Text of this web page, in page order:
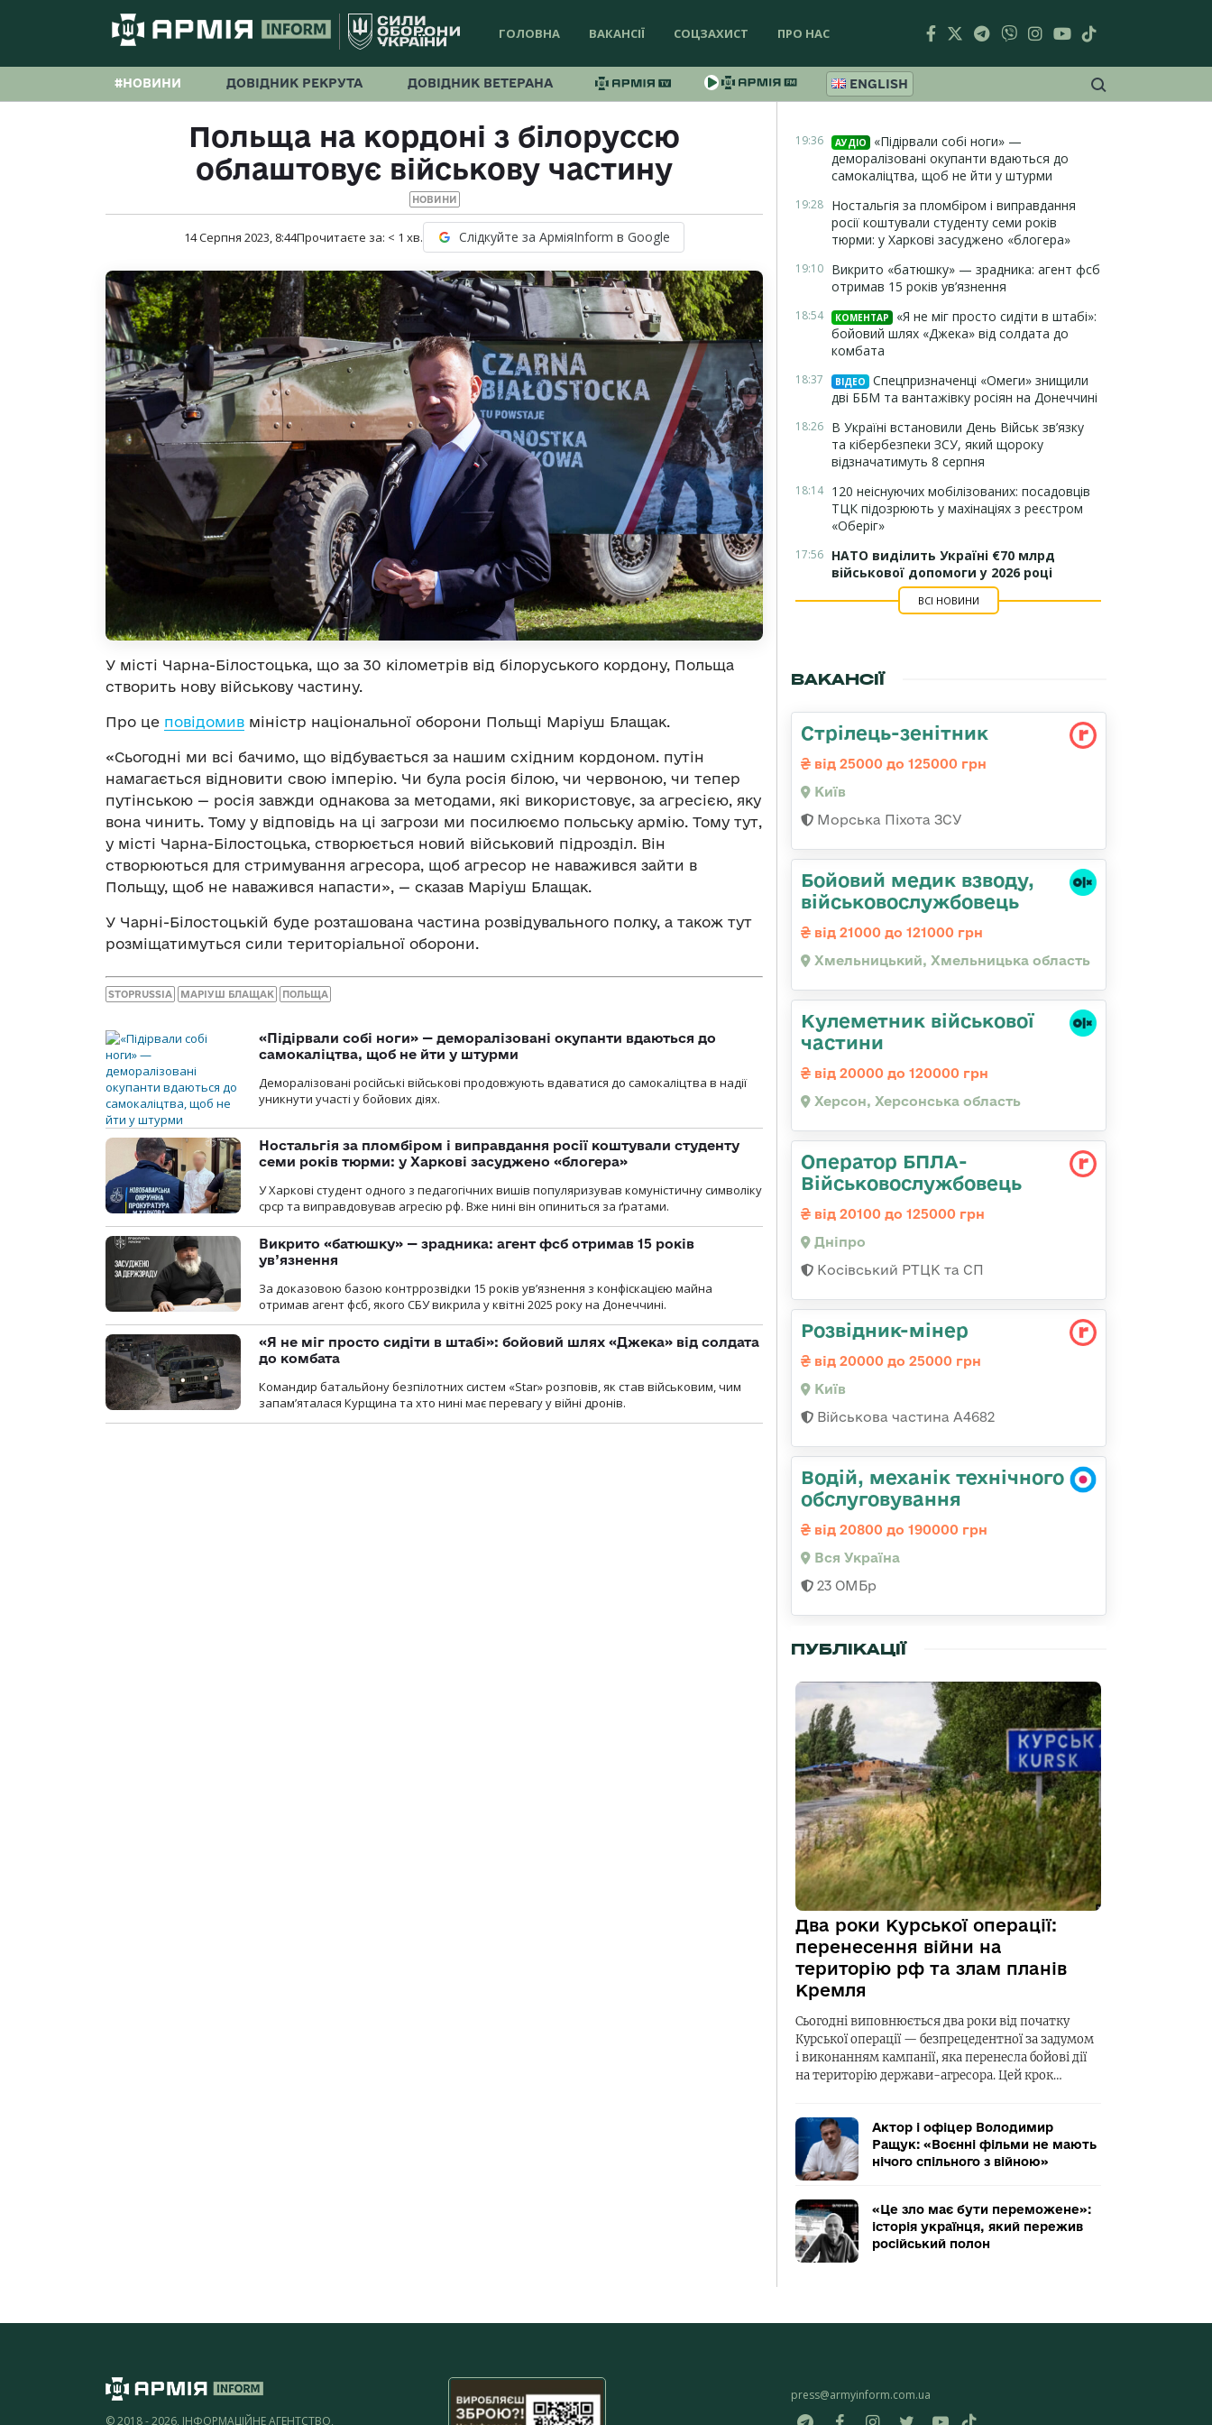
ГОЛОВНА ВАКАНСІЇ СОЦЗАХИСТ ПРО НАС
#НОВИНИ ДОВІДНИК РЕКРУТА ДОВІДНИК ВЕТЕРАНА ENGLISH
Польща на кордоні з білоруссю
облаштовує військову частину
НОВИНИ
14 Серпня 2023, 8:44Прочитаєте за: < 1 хв. Слідкуйте за АрміяInform в Google
У місті Чарна-Білостоцька, що за 30 кілометрів від білоруського кордону, Польща
створить нову військову частину.
Про це повідомив міністр національної оборони Польщі Маріуш Блащак.
«Сьогодні ми всі бачимо, що відбувається за нашим східним кордоном. путін
намагається відновити свою імперію. Чи була росія білою, чи червоною, чи тепер
путінською — росія завжди однакова за методами, які використовує, за агресією, яку
вона чинить. Тому у відповідь на ці загрози ми посилюємо польську армію. Тому тут,
у місті Чарна-Білостоцька, створюється новий військовий підрозділ. Він
створюються для стримування агресора, щоб агресор не наважився зайти в
Польщу, щоб не наважився напасти», — сказав Маріуш Блащак.
У Чарні-Білостоцькій буде розташована частина розвідувального полку, а також тут
розміщатимуться сили територіальної оборони.
STOPRUSSIA МАРІУШ БЛАЩАК ПОЛЬЩА
«Підірвали собі ноги» — деморалізовані окупанти вдаються до
самокаліцтва, щоб не йти у штурми
Деморалізовані російські військові продовжують вдаватися до самокаліцтва в надії
уникнути участі у бойових діях.
Ностальгія за пломбіром і виправдання росії коштували студенту
семи років тюрми: у Харкові засуджено «блогера»
У Харкові студент одного з педагогічних вишів популяризував комуністичну символіку
срср та виправдовував агресію рф. Вже нині він опиниться за ґратами.
Викрито «батюшку» — зрадника: агент фсб отримав 15 років
ув’язнення
За доказовою базою контррозвідки 15 років увʼязнення з конфіскацією майна
отримав агент фсб, якого СБУ викрила у квітні 2025 року на Донеччині.
«Я не міг просто сидіти в штабі»: бойовий шлях «Джека» від солдата
до комбата
Командир батальйону безпілотних систем «Star» розповів, як став військовим, чим
запам’яталася Курщина та хто нині має перевагу у війні дронів.
19:36 АУДІО
«Підірвали собі ноги» —
деморалізовані окупанти вдаються до
самокаліцтва, щоб не йти у штурми
19:28 Ностальгія за пломбіром і виправдання
росії коштували студенту семи років
тюрми: у Харкові засуджено «блогера»
19:10 Викрито «батюшку» — зрадника: агент фсб
отримав 15 років ув’язнення
18:54 КОМЕНТАР
«Я не міг просто сидіти в штабі»:
бойовий шлях «Джека» від солдата до
комбата
18:37 ВІДЕО
Спецпризначенці «Омеги» знищили
дві ББМ та вантажівку росіян на Донеччині
18:26 В Україні встановили День Військ зв’язку
та кібербезпеки ЗСУ, який щороку
відзначатимуть 8 серпня
18:14 120 неіснуючих мобілізованих: посадовців
ТЦК підозрюють у махінаціях з реєстром
«Оберіг»
17:56 НАТО виділить Україні €70 млрд
військової допомоги у 2026 році
ВСІ НОВИНИ
ВАКАНСІЇ
Стpілець-зенітник
від 25000 до 125000 грн
Київ
Морська Піхота ЗСУ
Бойовий медик взводу,
військовослужбовець
від 21000 до 121000 грн
Хмельницький, Хмельницька область
Кулеметник військової
частини
від 20000 до 120000 грн
Херсон, Херсонська область
Оператор БПЛА-
Військовослужбовець
від 20100 до 125000 грн
Дніпро
Косівський РТЦК та СП
Розвідник-мінер
від 20000 до 25000 грн
Київ
Військова частина А4682
Водій, механік технічного
обслуговування
від 20800 до 190000 грн
Вся Україна
23 ОМБр
ПУБЛІКАЦІЇ
Два роки Курської операції:
перенесення війни на
територію рф та злам планів
Кремля
Сьогодні виповнюється два роки від початку
Курської операції — безпрецедентної за задумом
і виконанням кампанії, яка перенесла бойові дії
на територію держави-агресора. Цей крок…
Актор і офіцер Володимир
Ращук: «Воєнні фільми не мають
нічого спільного з війною»
«Це зло має бути переможене»:
історія українця, який пережив
російський полон
© 2018 - 2026, ІНФОРМАЦІЙНЕ АГЕНТСТВО,
press@armyinform.com.ua